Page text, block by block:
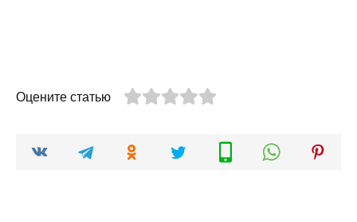
Оцените статью